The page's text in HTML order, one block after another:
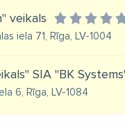
veikals
iela 71, Rīga, LV-1004
SIA "BK
6, Rīga, LV-1084